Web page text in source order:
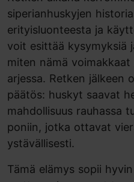
siperianhuskyjen
erityisluonteesta ja
voit esittää kysymyksiä
miten nämä
arjessa. Retken jälkeen
päätös: huskyt saavat
mahdollisuus rauhassa
poniin, jotka ottavat
ystävällisesti.
Tämä elämys sopii